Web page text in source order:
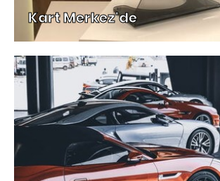
Kart Merkez'de